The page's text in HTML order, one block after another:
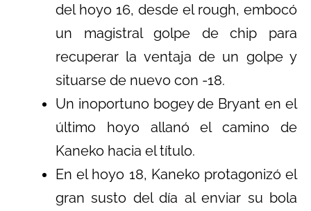
del hoyo 16, desde el rough, embocó
un magistral golpe de chip para
recuperar la ventaja de un golpe y
situarse de nuevo con -18.
Un inoportuno bogey de Bryant en el
último hoyo allanó el camino de
Kaneko hacia el título.
En el hoyo 18, Kaneko protagonizó el
gran susto del día al enviar su bola